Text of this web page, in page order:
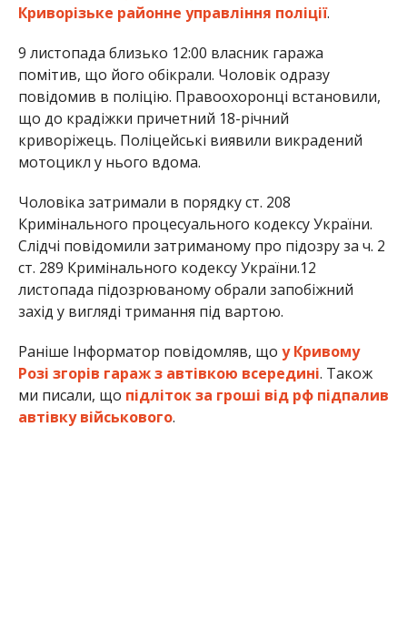
Криворізьке районне управління поліції.
9 листопада близько 12:00 власник гаража
помітив, що його обікрали. Чоловік одразу
повідомив в поліцію. Правоохоронці встановили,
що до крадіжки причетний 18-річний
криворіжець. Поліцейські виявили викрадений
мотоцикл у нього вдома.
Чоловіка затримали в порядку ст. 208
Кримінального процесуального кодексу України.
Слідчі повідомили затриманому про підозру за ч. 2
ст. 289 Кримінального кодексу України.12
листопада підозрюваному обрали запобіжний
захід у вигляді тримання під вартою.
Раніше Інформатор повідомляв, що у Кривому
Розі згорів гараж з автівкою всередині. Також
ми писали, що підліток за гроші від рф підпалив
автівку військового.